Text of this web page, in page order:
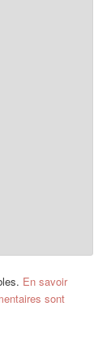
En savoir
sont